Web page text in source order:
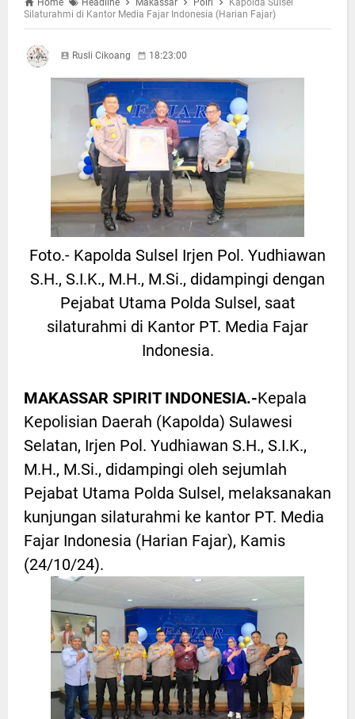
Home Headline Makassar Polri
Kapolda Sulsel
Silaturahmi di Kantor Media Fajar Indonesia (Harian Fajar)
Rusli Cikoang 18:23:00
Foto.- Kapolda Sulsel Irjen Pol. Yudhiawan
S.H., S.I.K., M.H., M.Si., didampingi dengan
Pejabat Utama Polda Sulsel, saat
silaturahmi di Kantor PT. Media Fajar
Indonesia.
MAKASSAR SPIRIT INDONESIA.-Kepala
Kepolisian Daerah (Kapolda) Sulawesi
Selatan, Irjen Pol. Yudhiawan S.H., S.I.K.,
M.H., M.Si., didampingi oleh sejumlah
Pejabat Utama Polda Sulsel, melaksanakan
kunjungan silaturahmi ke kantor PT. Media
Fajar Indonesia (Harian Fajar), Kamis
(24/10/24).